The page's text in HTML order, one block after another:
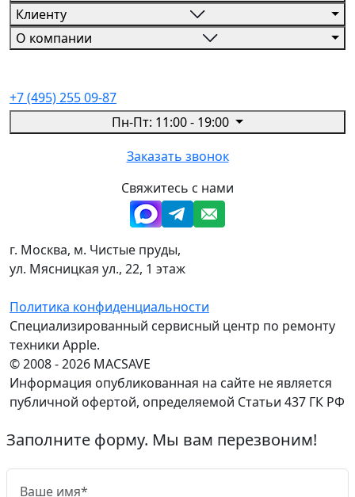
Клиенту
О компании
+7 (495) 255 09-87
Пн-Пт: 11:00 - 19:00
Заказать звонок
Свяжитесь с нами
г. Москва, м. Чистые пруды,
ул. Мясницкая ул., 22, 1 этаж
Политика конфиденциальности
Специализированный сервисный центр по ремонту
техники Apple.
© 2008 - 2026 MACSAVE
Информация опубликованная на сайте не является
публичной офертой, определяемой Статьи 437 ГК РФ
Заполните форму. Мы вам перезвоним!